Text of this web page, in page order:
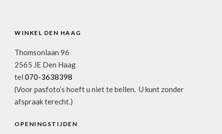
WINKEL DEN HAAG
Thomsonlaan 96
2565 JE Den Haag
tel 070-3638398
(Voor pasfoto’s hoeft u niet te bellen. U kunt zonder
afspraak terecht.)
OPENINGSTIJDEN